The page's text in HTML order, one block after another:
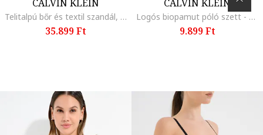
CALVIN KLEIN
Telitalpú bőr és textil szandál, Koptatott fekete
35.899 Ft
CALVIN KLEIN
Logós biopamut póló szett - 2 db, Pasztellkék/Sötétbézs
9.899 Ft